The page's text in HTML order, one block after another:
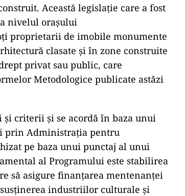
Această legislație care a fost
nivelul orașului
proprietarii de imobile monumente
clasate și în zone construite
privat sau public, care
Metodologice publicate astăzi
criterii și se acordă în baza unui
prin Administrația pentru
pe baza unui punctaj al unui
al Programului este stabilirea
să asigure finanțarea mentenanței
industriilor culturale și